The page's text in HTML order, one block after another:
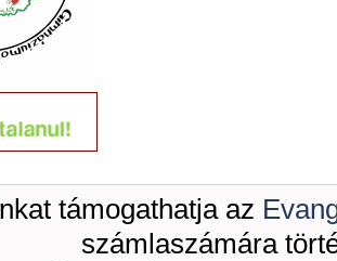
támogathatja az
számlaszámára